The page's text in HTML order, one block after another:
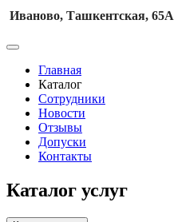
Иваново, Ташкентская, 65А
Главная
Каталог
Сотрудники
Новости
Отзывы
Допуски
Контакты
Каталог услуг